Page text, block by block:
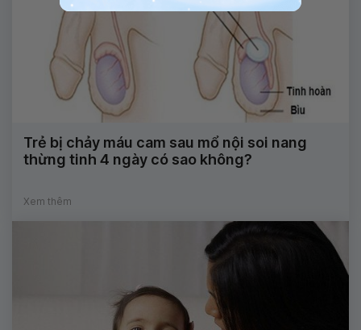
Trẻ bị chảy máu cam sau mổ nội soi nang
thừng tinh 4 ngày có sao không?
Xem thêm